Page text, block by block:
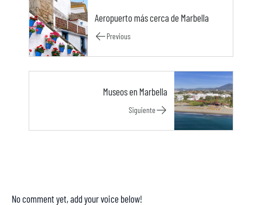
Aeropuerto más cerca de Marbella
Previous
Museos en Marbella
Siguiente
No comment yet, add your voice below!